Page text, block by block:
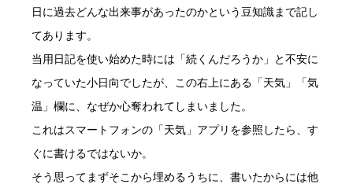
日に過去どんな出来事があったのかという豆知識まで記し
てあります。
当用日記を使い始めた時には「続くんだろうか」と不安に
なっていた小日向でしたが、この右上にある「天気」「気
温」欄に、なぜか心奪われてしまいました。
これはスマートフォンの「天気」アプリを参照したら、す
ぐに書けるではないか。
そう思ってまずそこから埋めるうちに、書いたからには他